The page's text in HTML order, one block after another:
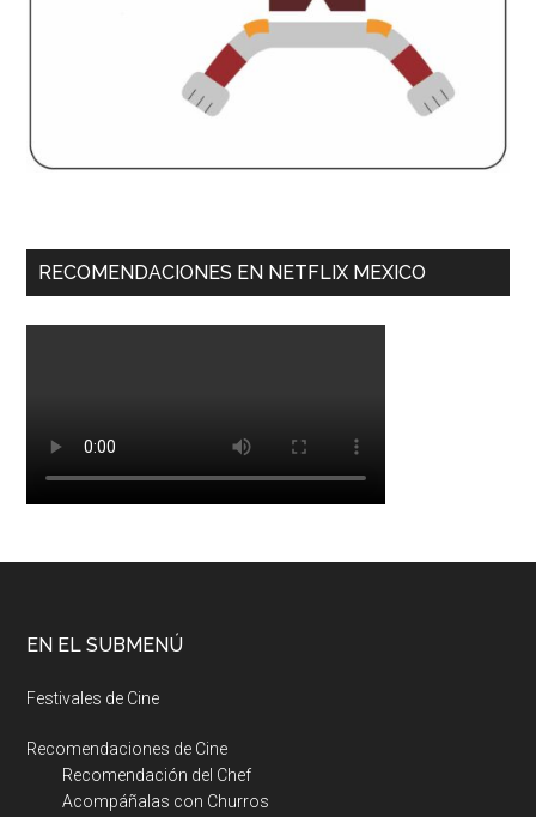
RECOMENDACIONES EN NETFLIX MEXICO
EN EL SUBMENÚ
Festivales de Cine
Recomendaciones de Cine
Recomendación del Chef
Acompáñalas con Churros